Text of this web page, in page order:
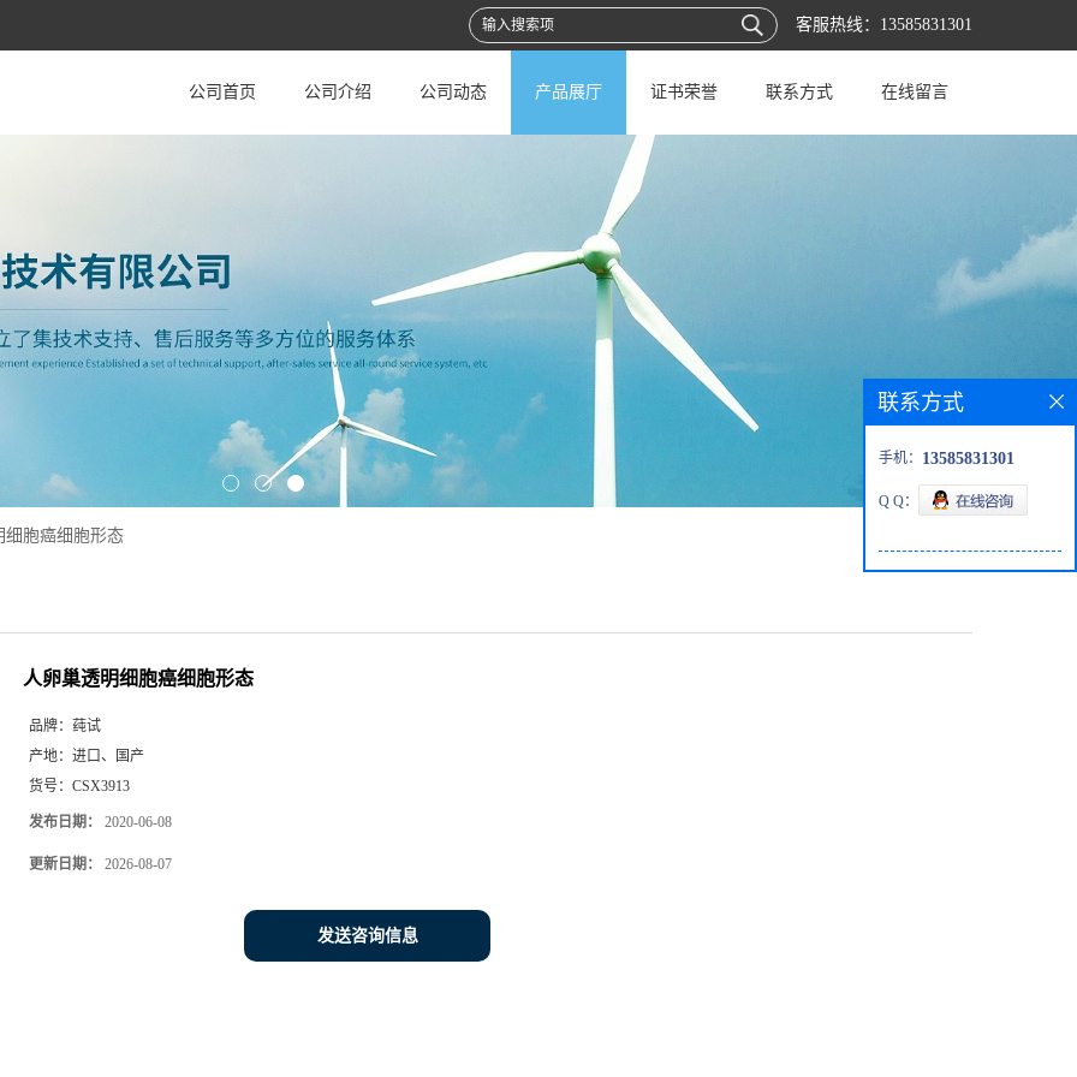
客服热线： 13585831301
公司首页 公司介绍 公司动态 产品展厅 证书荣誉 联系方式 在线留言
细胞癌细胞形态
人卵巢透明细胞癌细胞形态
品牌： 莼试
产地： 进口、国产
货号： CSX3913
发布日期： 2020-06-08
更新日期： 2026-08-07
发送咨询信息
联系方式
手机： 13585831301
Q Q：